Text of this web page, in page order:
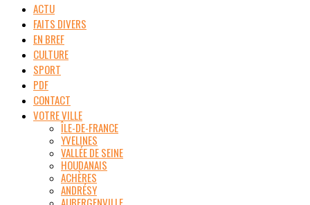
ACTU
FAITS DIVERS
EN BREF
CULTURE
SPORT
PDF
CONTACT
VOTRE VILLE
ÎLE-DE-FRANCE
YVELINES
VALLÉE DE SEINE
HOUDANAIS
ACHÈRES
ANDRÉSY